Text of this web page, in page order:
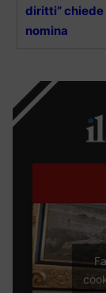
diritti” chiede
nomina